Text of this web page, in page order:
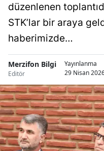
düzenlenen
STK’lar bir araya
haberimizde…
Merzifon Bilgi
Editör
Yayınlanma
29 Nisan